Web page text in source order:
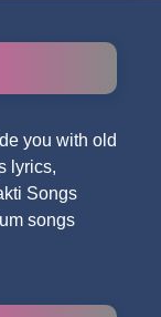
you with old
lyrics,
Songs
songs